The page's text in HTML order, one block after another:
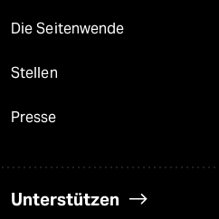
Die Seitenwende
Stellen
Presse
Unterstützen